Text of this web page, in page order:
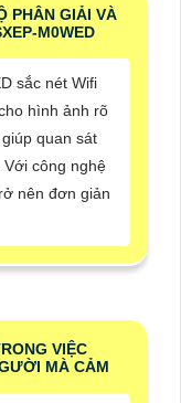
PHÂN GIẢI VÀ
M0WED
sắc nét Wifi
hình ảnh rõ
quan sát
công nghệ
nên đơn giản
VIỆC
MÀ CẢM